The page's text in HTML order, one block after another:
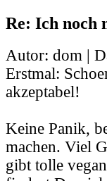
Re: Ich noch
Autor: dom |
Erstmal:
akzeptabel!
Keine Panik,
machen. Viel
gibt tolle